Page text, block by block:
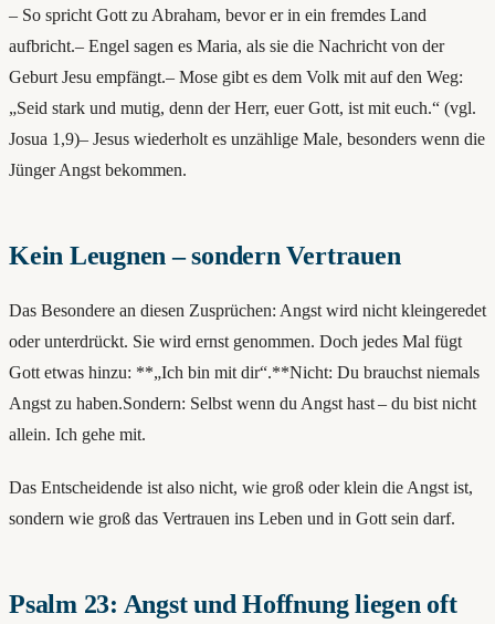
– So spricht Gott zu Abraham, bevor er in ein fremdes Land
aufbricht.– Engel sagen es Maria, als sie die Nachricht von der
Geburt Jesu empfängt.– Mose gibt es dem Volk mit auf den Weg:
„Seid stark und mutig, denn der Herr, euer Gott, ist mit euch.“ (vgl.
Josua 1,9)– Jesus wiederholt es unzählige Male, besonders wenn die
Jünger Angst bekommen.
Kein Leugnen – sondern Vertrauen
Das Besondere an diesen Zusprüchen: Angst wird nicht kleingeredet
oder unterdrückt. Sie wird ernst genommen. Doch jedes Mal fügt
Gott etwas hinzu: **„Ich bin mit dir“.**Nicht: Du brauchst niemals
Angst zu haben.Sondern: Selbst wenn du Angst hast – du bist nicht
allein. Ich gehe mit.
Das Entscheidende ist also nicht, wie groß oder klein die Angst ist,
sondern wie groß das Vertrauen ins Leben und in Gott sein darf.
Psalm 23: Angst und Hoffnung liegen oft